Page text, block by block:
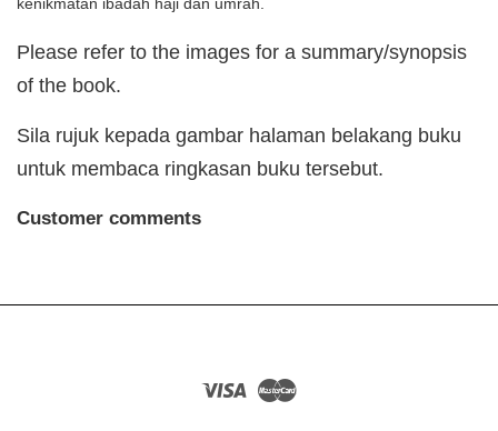
kenikmatan ibadah haji dan umrah.
Please refer to the images for a summary/synopsis
of the book.
Sila rujuk kepada gambar halaman belakang buku
untuk membaca ringkasan buku tersebut.
Customer comments
Visa